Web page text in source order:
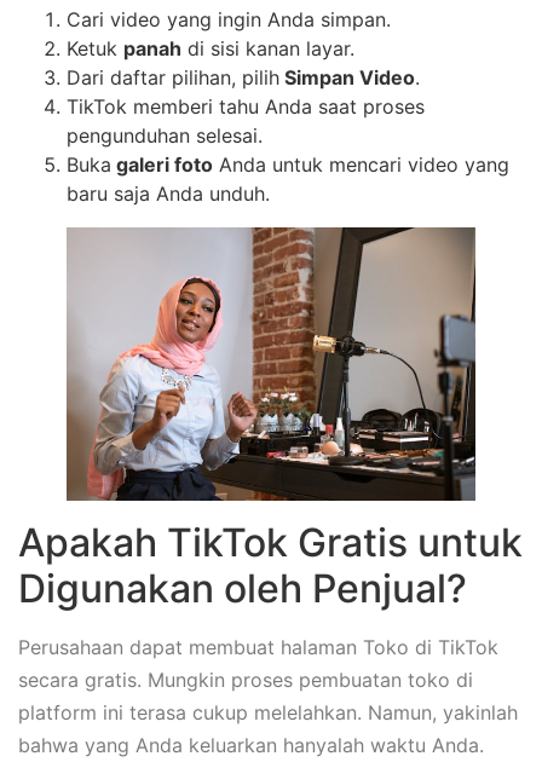
Cari video yang ingin Anda simpan.
Ketuk panah di sisi kanan layar.
Dari daftar pilihan, pilih Simpan Video.
TikTok memberi tahu Anda saat proses
pengunduhan selesai.
Buka galeri foto Anda untuk mencari video yang
baru saja Anda unduh.
Apakah TikTok Gratis untuk
Digunakan oleh Penjual?
Perusahaan dapat membuat halaman Toko di TikTok
secara gratis. Mungkin proses pembuatan toko di
platform ini terasa cukup melelahkan. Namun, yakinlah
bahwa yang Anda keluarkan hanyalah waktu Anda.